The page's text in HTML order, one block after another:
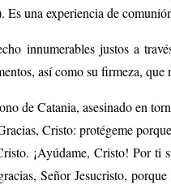
Es una experiencia de
innumerables justos a
así como su firmeza, que
de Catania, asesinado en
Cristo: protégeme
¡Ayúdame, Cristo! Por ti
Señor Jesucristo,